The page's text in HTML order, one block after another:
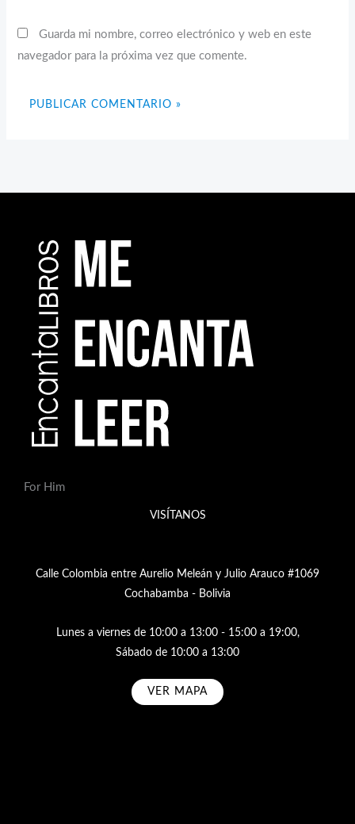
Guarda mi nombre, correo electrónico y web en este
navegador para la próxima vez que comente.
For Him
VISÍTANOS
Calle Colombia entre Aurelio Meleán y Julio Arauco #1069
Cochabamba - Bolivia
Lunes a viernes de 10:00 a 13:00 - 15:00 a 19:00,
Sábado de 10:00 a 13:00
VER MAPA